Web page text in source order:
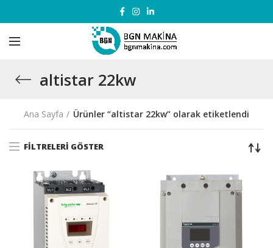
altistar 22kw
Ana Sayfa Ürünler “altistar 22kw” olarak etiketlendi
FILTRELERI GÖSTER